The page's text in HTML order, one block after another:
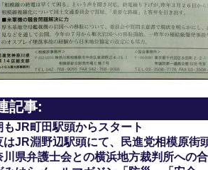
記事:
もJR町田駅頭からスタート
はJR淵野辺駅頭にて、民進党相模原街
川県弁護士会との横浜地方裁判所への